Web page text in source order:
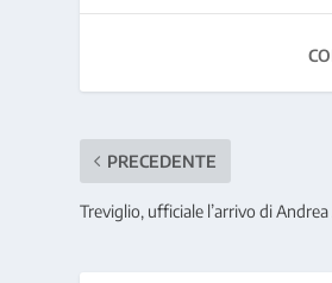
PRECEDENTE
Treviglio, ufficiale l’arrivo di